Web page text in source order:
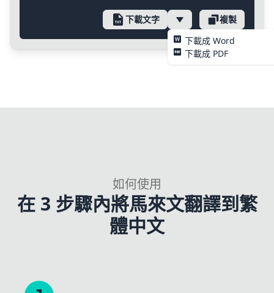
下載文字
下載成 Word
下載成 PDF
複製
如何使用
在 3 步驟內將馬來文翻譯到繁
體中文